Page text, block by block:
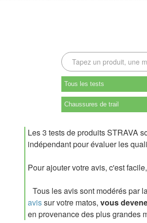
Tous les tests
Chaussures de trail
Les 3 tests de produits STRAVA
indépendant pour évaluer les
Pour ajouter votre avis, c'est
Tous les avis sont modérés par
avissur votre matos, vous
en provenance des plus grandes